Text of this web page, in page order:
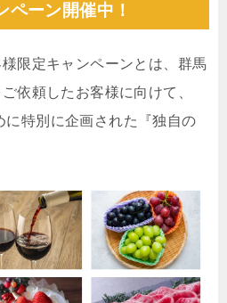
ペーン開催中！
限定キャンペーンとは、群馬
依頼したお客様に向けて、
に特別に企画された『独自の